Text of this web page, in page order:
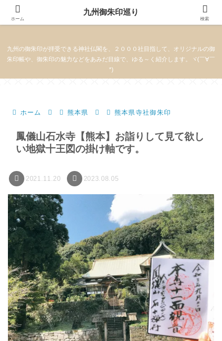
九州御朱印巡り
九州の御朱印が拝受できる神社仏閣を、２０００社目指して、オリジナルの御
朱印帳や、御朱印の魅力などをあみだ目線で、ゆる～く紹介します。ヾ(￣∀￣
*)
ホーム 熊本県 熊本県寺社御朱印
鳳儀山石水寺【熊本】お詣りして見て欲し
い地獄十王図の掛け軸です。
2021.11.20 2023.08.05
ホーム
九州御朱印巡り
検索